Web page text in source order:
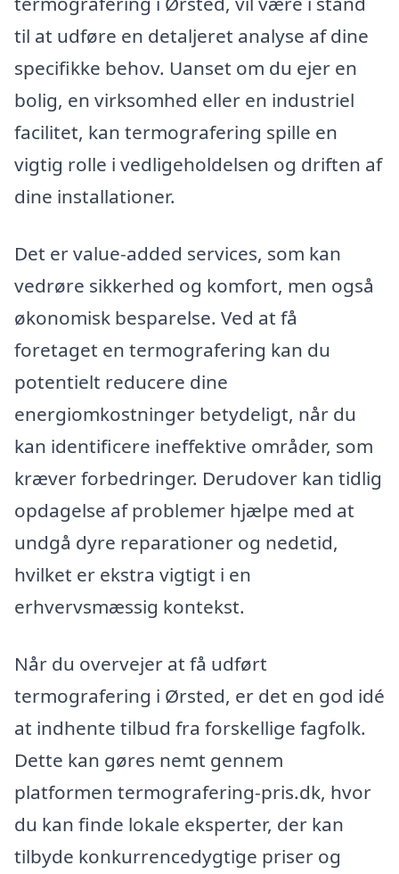
til at udføre en detaljeret analyse af dine
specifikke behov. Uanset om du ejer en
bolig, en virksomhed eller en industriel
facilitet, kan termografering spille en
vigtig rolle i vedligeholdelsen og driften af
dine installationer.
Det er value-added services, som kan
vedrøre sikkerhed og komfort, men også
økonomisk besparelse. Ved at få
foretaget en termografering kan du
potentielt reducere dine
energiomkostninger betydeligt, når du
kan identificere ineffektive områder, som
kræver forbedringer. Derudover kan tidlig
opdagelse af problemer hjælpe med at
undgå dyre reparationer og nedetid,
hvilket er ekstra vigtigt i en
erhvervsmæssig kontekst.
Når du overvejer at få udført
termografering i Ørsted, er det en god idé
at indhente tilbud fra forskellige fagfolk.
Dette kan gøres nemt gennem
platformen termografering-pris.dk, hvor
du kan finde lokale eksperter, der kan
tilbyde konkurrencedygtige priser og